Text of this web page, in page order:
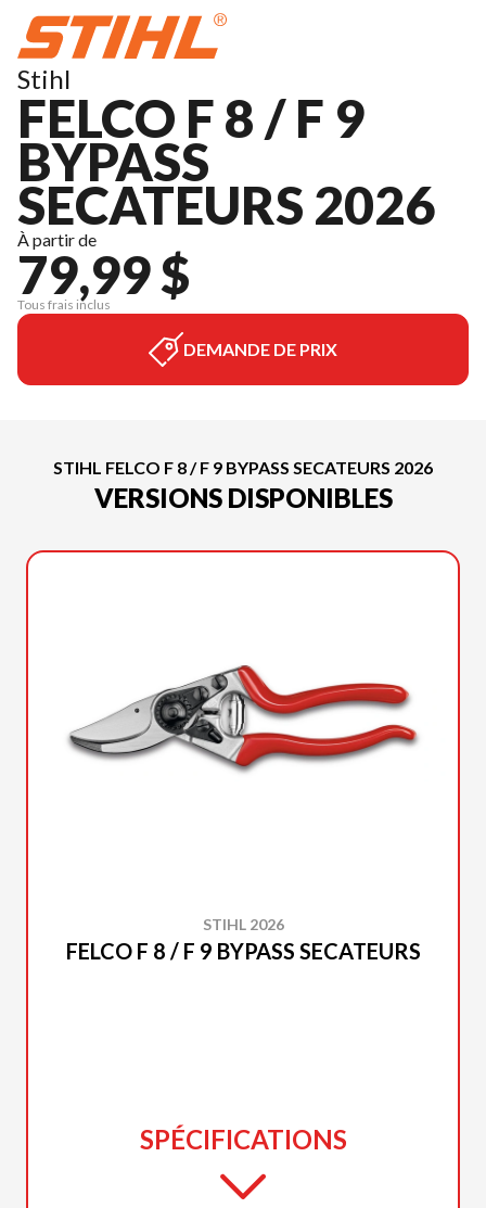
Stihl
FELCO F 8 / F 9
BYPASS
SECATEURS 2026
À partir de
79,99 $
Tous frais inclus
DEMANDE DE PRIX
STIHL FELCO F 8 / F 9 BYPASS SECATEURS 2026
VERSIONS DISPONIBLES
STIHL 2026
FELCO F 8 / F 9 BYPASS SECATEURS
SPÉCIFICATIONS